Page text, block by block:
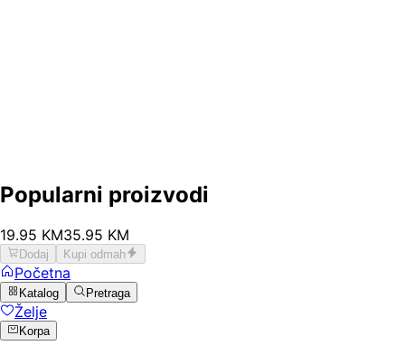
Popularni proizvodi
19.95 KM35.95 KM
Dodaj Kupi odmah
Početna
Katalog Pretraga
Želje
Korpa